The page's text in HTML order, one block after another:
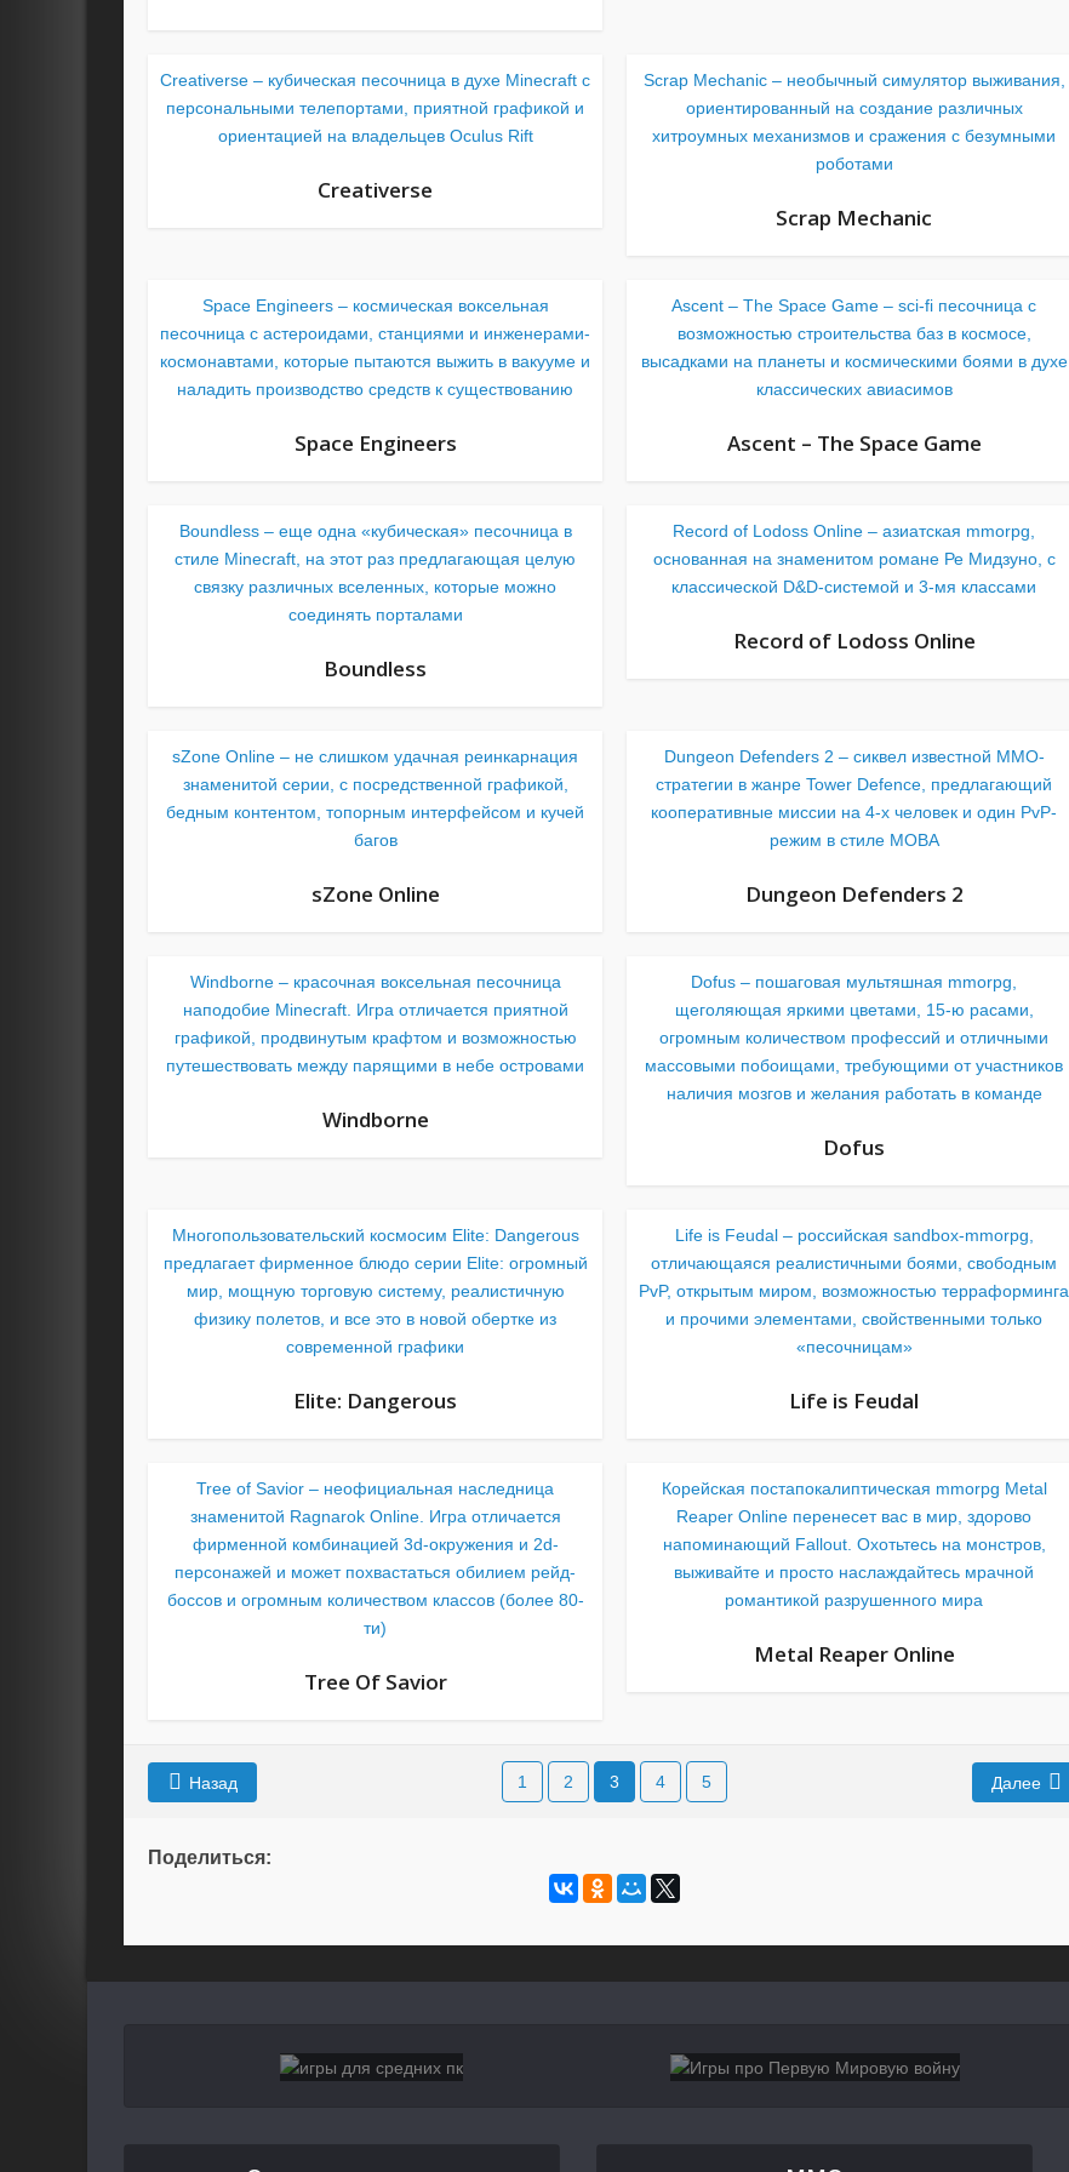
Creativerse – кубическая песочница в духе Minecraft с
персональными телепортами, приятной графикой и
ориентацией на владельцев Oculus Rift
Creativerse
Scrap Mechanic – необычный симулятор выживания,
ориентированный на создание различных
хитроумных механизмов и сражения с безумными
роботами
Scrap Mechanic
Space Engineers – космическая воксельная
песочница с астероидами, станциями и инженерами-
космонавтами, которые пытаются выжить в вакууме и
наладить производство средств к существованию
Space Engineers
Ascent – The Space Game – sci-fi песочница с
возможностью строительства баз в космосе,
высадками на планеты и космическими боями в духе
классических авиасимов
Ascent – The Space Game
Boundless – еще одна «кубическая» песочница в
стиле Minecraft, на этот раз предлагающая целую
связку различных вселенных, которые можно
соединять порталами
Boundless
Record of Lodoss Online – азиатская mmorpg,
основанная на знаменитом романе Ре Мидзуно, с
классической D&D-системой и 3-мя классами
Record of Lodoss Online
sZone Online – не слишком удачная реинкарнация
знаменитой серии, с посредственной графикой,
бедным контентом, топорным интерфейсом и кучей
багов
sZone Online
Dungeon Defenders 2 – сиквел известной MMO-
стратегии в жанре Tower Defence, предлагающий
кооперативные миссии на 4-х человек и один PvP-
режим в стиле MOBA
Dungeon Defenders 2
Windborne – красочная воксельная песочница
наподобие Minecraft. Игра отличается приятной
графикой, продвинутым крафтом и возможностью
путешествовать между парящими в небе островами
Windborne
Dofus – пошаговая мультяшная mmorpg,
щеголяющая яркими цветами, 15-ю расами,
огромным количеством профессий и отличными
массовыми побоищами, требующими от участников
наличия мозгов и желания работать в команде
Dofus
Многопользовательский космосим Elite: Dangerous
предлагает фирменное блюдо серии Elite: огромный
мир, мощную торговую систему, реалистичную
физику полетов, и все это в новой обертке из
современной графики
Elite: Dangerous
Life is Feudal – российская sandbox-mmorpg,
отличающаяся реалистичными боями, свободным
PvP, открытым миром, возможностью терраформинга
и прочими элементами, свойственными только
«песочницам»
Life is Feudal
Tree of Savior – неофициальная наследница
знаменитой Ragnarok Online. Игра отличается
фирменной комбинацией 3d-окружения и 2d-
персонажей и может похвастаться обилием рейд-
боссов и огромным количеством классов (более 80-
ти)
Tree Of Savior
Корейская постапокалиптическая mmorpg Metal
Reaper Online перенесет вас в мир, здорово
напоминающий Fallout. Охотьтесь на монстров,
выживайте и просто наслаждайтесь мрачной
романтикой разрушенного мира
Metal Reaper Online
Назад 1 2 3 4 5 Далее
Поделиться: